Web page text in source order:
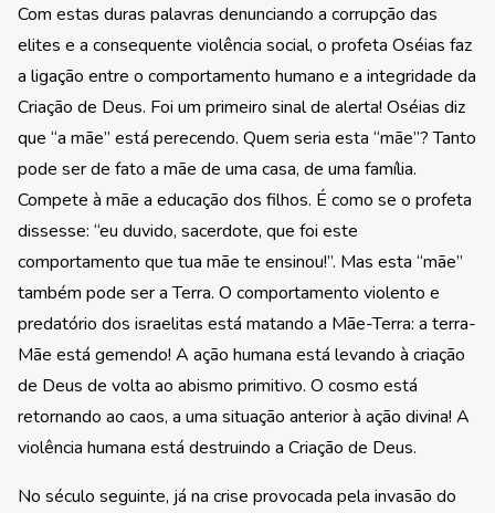
Com estas duras palavras denunciando a corrupção das
elites e a consequente violência social, o profeta Oséias faz
a ligação entre o comportamento humano e a integridade da
Criação de Deus. Foi um primeiro sinal de alerta! Oséias diz
que “a mãe” está perecendo. Quem seria esta “mãe”? Tanto
pode ser de fato a mãe de uma casa, de uma família.
Compete à mãe a educação dos filhos. É como se o profeta
dissesse: “eu duvido, sacerdote, que foi este
comportamento que tua mãe te ensinou!”. Mas esta “mãe”
também pode ser a Terra. O comportamento violento e
predatório dos israelitas está matando a Mãe-Terra: a terra-
Mãe está gemendo! A ação humana está levando à criação
de Deus de volta ao abismo primitivo. O cosmo está
retornando ao caos, a uma situação anterior à ação divina! A
violência humana está destruindo a Criação de Deus.
No século seguinte, já na crise provocada pela invasão do